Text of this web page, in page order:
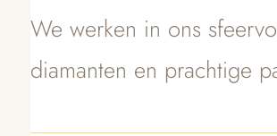
We werken in ons
diamanten en prachtige